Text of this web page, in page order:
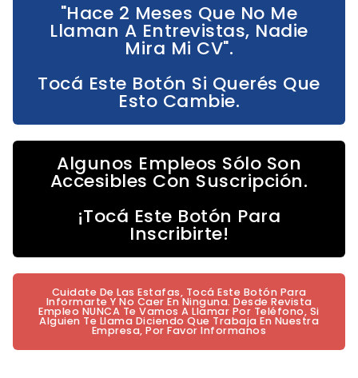
"Hace 2 Meses Que No Me
Llaman A Entrevistas, Nadie
Mira Mi CV".
Tocá Este Botón Si Querés Que
Esto Cambie.
Algunos Empleos Sólo Son
Accesibles Con Suscripción.
¡Tocá Este Botón Para
Inscribirte!
Cuidate De Las Estafas, Tocá Este Botón Para
Informarte Y No Caer En Ninguna. Desde Revista
Empleo NUNCA Te Vamos A Llamar Por Teléfono, Si
Alguien Te Llama Diciendo Que Trabaja En Nuestra
Empresa, Por Favor Informanos